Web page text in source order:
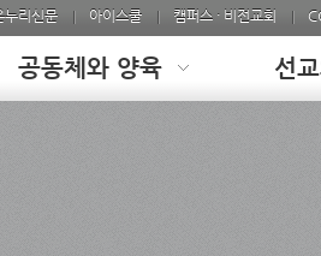
누리신문 아이스쿨 캠퍼스 · 비전교회
공동체와 양육 선